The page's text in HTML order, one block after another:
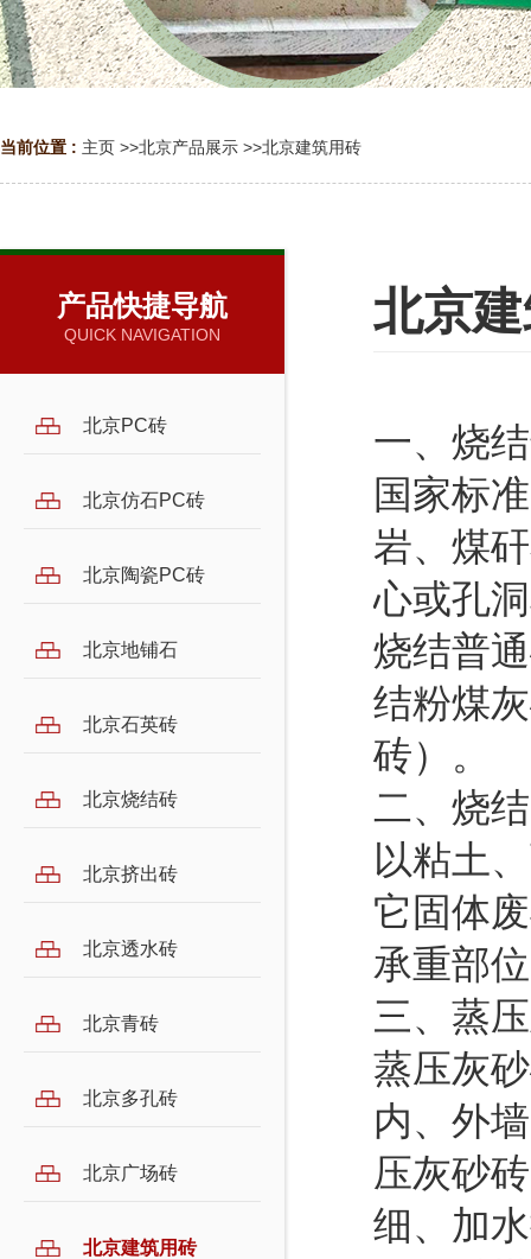
当前位置 : 主页 >>北京产品展示 >>北京建筑用砖
产品快捷导航
QUICK NAVIGATION
北京PC砖
北京仿石PC砖
北京陶瓷PC砖
北京地铺石
北京石英砖
北京烧结砖
北京挤出砖
北京透水砖
北京青砖
北京多孔砖
北京广场砖
北京建筑用砖
北京
一、烧
国家标
岩、煤
心或孔
烧结普
结粉煤
砖）。
二、烧
以粘土
它固体
承重部
三、蒸
蒸压灰
内、外
压灰砂
细、加